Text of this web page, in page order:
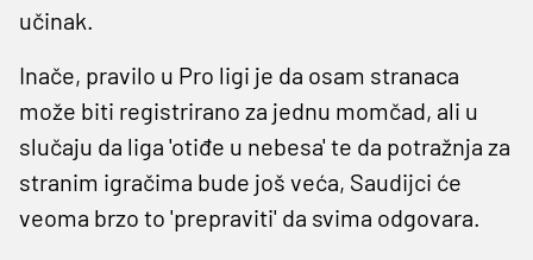
učinak.
Inače, pravilo u Pro ligi je da osam stranaca
može biti registrirano za jednu momčad, ali u
slučaju da liga 'otiđe u nebesa' te da potražnja za
stranim igračima bude još veća, Saudijci će
veoma brzo to 'prepraviti' da svima odgovara.